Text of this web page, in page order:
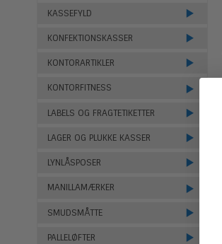
KASSEFYLD
KONFEKTIONSKASSER
KONTORARTIKLER
KONTORFITNESS
LABELS OG FRAGTETIKETTER
LAGER OG PLUKKE KASSER
LYNLÅSPOSER
MANILLAMÆRKER
SMUDSMÅTTE
PALLELØFTER